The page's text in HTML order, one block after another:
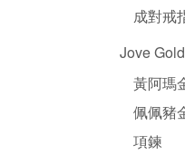
成對戒
Jove
黃阿瑪
佩佩豬
項鍊